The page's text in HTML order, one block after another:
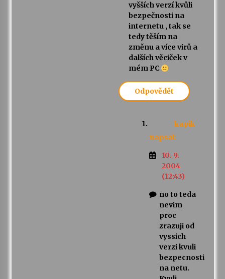
vyšších verzí kvůli
bezpečnosti na
internetu , tak se
tedy těším na
změnu a více virů a
dalších věciček v
mém PC
Odpovědět
kapik
napsal:
10. 9.
2004
(12:43)
no to teda
nevim
proc
zrazuji od
vyssich
verzi kvuli
bezpecnosti
na netu.